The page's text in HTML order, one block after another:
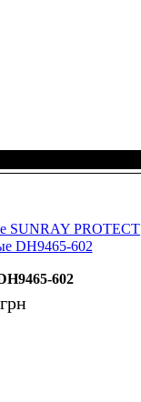
SUNRAY PROTECT
DH9465-602
602
грн